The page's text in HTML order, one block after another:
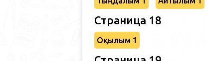
Страница 18
Оқылым 1